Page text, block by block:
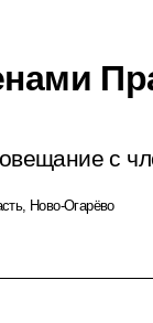
с
Ново-Огарёво